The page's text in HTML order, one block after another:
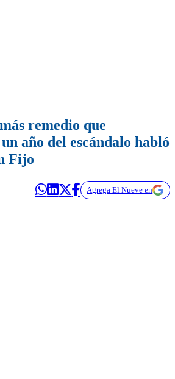
remedio que
año del escándalo habló
Fijo
Agrega El Nueve en